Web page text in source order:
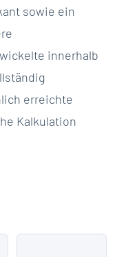
sowie ein
innerhalb
erreichte
Kalkulation